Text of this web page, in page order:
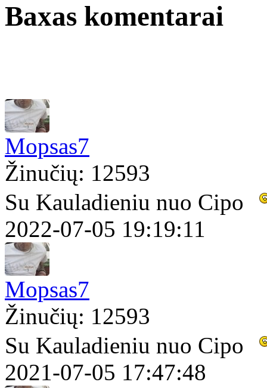
Baxas komentarai
Mopsas7
Žinučių: 12593
Su Kauladieniu nuo Cipo
2022-07-05 19:19:11
Mopsas7
Žinučių: 12593
Su Kauladieniu nuo Cipo
2021-07-05 17:47:48